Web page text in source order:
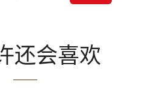
还会喜欢